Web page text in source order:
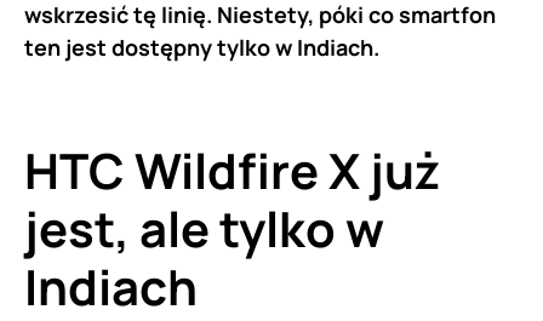
wskrzesić tę linię. Niestety, póki co smartfon
ten jest dostępny tylko w Indiach.
HTC Wildfire X już
jest, ale tylko w
Indiach